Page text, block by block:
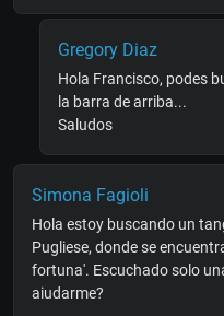
Gregory Diaz
Hola Francisco, podes
la barra de arriba...
Saludos
Simona Fagioli
Hola estoy buscando un
Pugliese, donde se
fortuna'. Escuchado solo
aiudarme?